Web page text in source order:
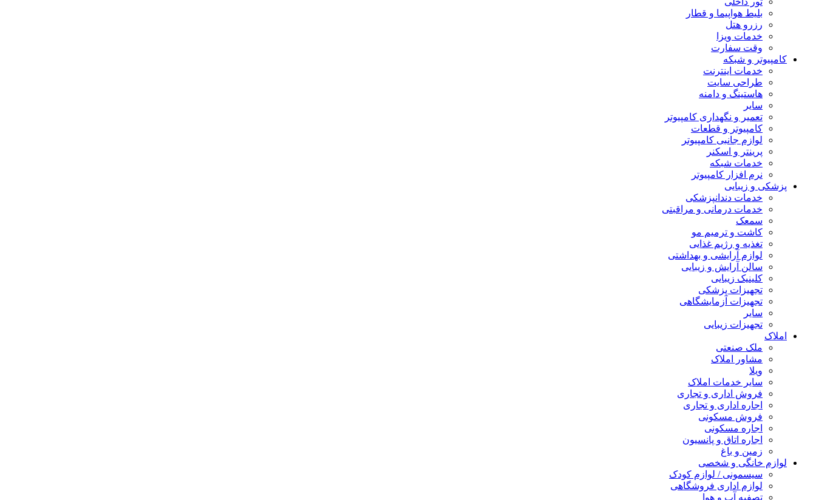
بلیط هواپیما و قطار
رزرو هتل
خدمات ویزا
وقت سفارت
کامپیوتر و شبکه
خدمات اینترنت
طراحی سایت
هاستینگ و دامنه
سایر
تعمیر و نگهداری کامپیوتر
کامپیوتر و قطعات
لوازم جانبی کامپیوتر
پرینتر و اسکنر
خدمات شبکه
نرم افزار کامپیوتر
پزشکی و زیبایی
خدمات دندانپزشکی
خدمات درمانی و مراقبتی
سمعک
کاشت و ترمیم مو
تغذیه و رژیم غذایی
لوازم آرایشی و بهداشتی
سالن آرایش و زیبایی
کلینیک زیبایی
تجهیزات پزشکی
تجهیزات آزمایشگاهی
سایر
تجهیزات زیبایی
املاک
ملک صنعتی
مشاور املاک
ویلا
سایر خدمات املاک
فروش اداری و تجاری
اجاره اداری و تجاری
فروش مسکونی
اجاره مسکونی
اجاره اتاق و پانسیون
زمین و باغ
لوازم خانگی و شخصی
سیسمونی / لوازم کودک
لوازم اداری فروشگاهی
تصفیه آب و هوا